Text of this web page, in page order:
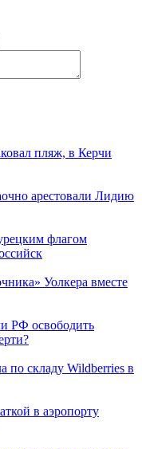
пляж, в Керчи
арестовали Лидию
флагом
Уолкера вместе
РФ освободить
по складу Wildberries в
в аэропорту